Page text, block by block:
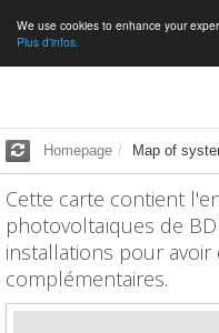
We use cookies to enhance your
Plus d'infos.
Homepage Map of
Cette carte contient
photovoltaïques de
installations pour
complémentaires.